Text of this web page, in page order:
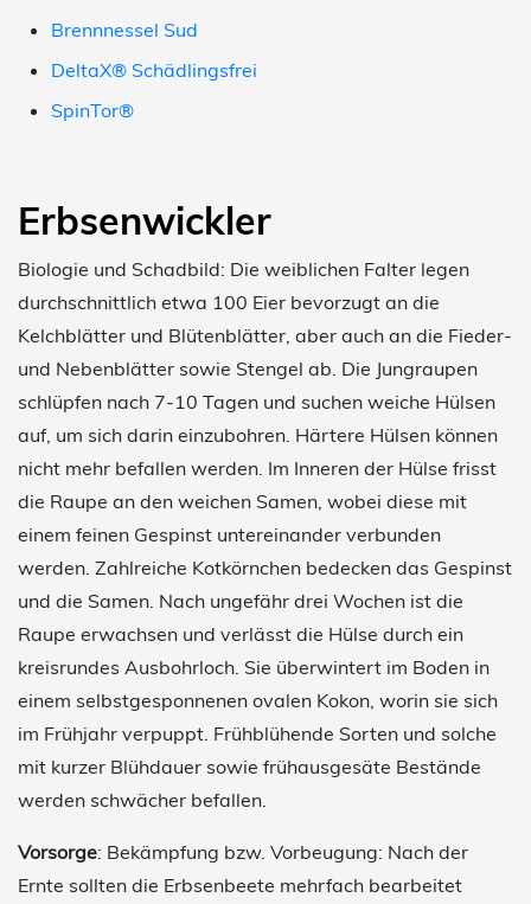
Brennnessel Sud
DeltaX® Schädlingsfrei
SpinTor®
Erbsenwickler
Biologie und Schadbild: Die weiblichen Falter legen
durchschnittlich etwa 100 Eier bevorzugt an die
Kelchblätter und Blütenblätter, aber auch an die Fieder-
und Nebenblätter sowie Stengel ab. Die Jungraupen
schlüpfen nach 7-10 Tagen und suchen weiche Hülsen
auf, um sich darin einzubohren. Härtere Hülsen können
nicht mehr befallen werden. Im Inneren der Hülse frisst
die Raupe an den weichen Samen, wobei diese mit
einem feinen Gespinst untereinander verbunden
werden. Zahlreiche Kotkörnchen bedecken das Gespinst
und die Samen. Nach ungefähr drei Wochen ist die
Raupe erwachsen und verlässt die Hülse durch ein
kreisrundes Ausbohrloch. Sie überwintert im Boden in
einem selbstgesponnenen ovalen Kokon, worin sie sich
im Frühjahr verpuppt. Frühblühende Sorten und solche
mit kurzer Blühdauer sowie frühausgesäte Bestände
werden schwächer befallen.
Vorsorge: Bekämpfung bzw. Vorbeugung: Nach der
Ernte sollten die Erbsenbeete mehrfach bearbeitet